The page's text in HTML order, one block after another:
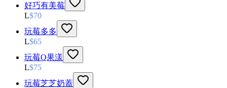
好巧有美莓
L$70
玩莓多多
L$65
玩莓Q果漾
L$75
玩莓芝芝奶蓋